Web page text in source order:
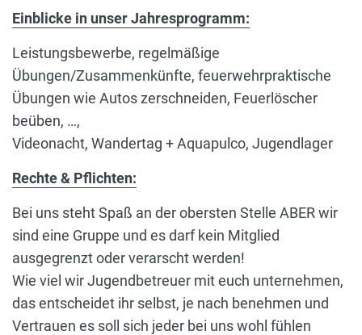
Einblicke in unser Jahresprogramm:
Leistungsbewerbe, regelmäßige
Übungen/Zusammenkünfte, feuerwehrpraktische
Übungen wie Autos zerschneiden, Feuerlöscher
beüben, …,
Videonacht, Wandertag + Aquapulco, Jugendlager
Rechte & Pflichten:
Bei uns steht Spaß an der obersten Stelle ABER wir
sind eine Gruppe und es darf kein Mitglied
ausgegrenzt oder verarscht werden!
Wie viel wir Jugendbetreuer mit euch unternehmen,
das entscheidet ihr selbst, je nach benehmen und
Vertrauen es soll sich jeder bei uns wohl fühlen